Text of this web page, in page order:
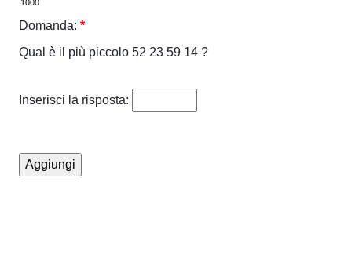
Domanda: *
Qual è il più piccolo 52 23 59 14 ?
Inserisci la risposta: